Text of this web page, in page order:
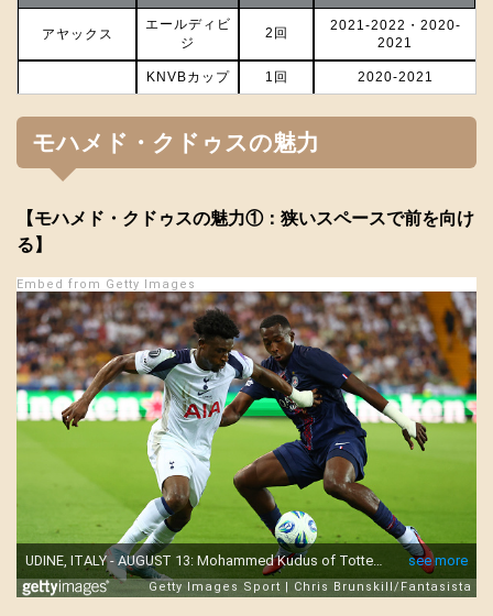
アヤックス
エールディビ
ジ
2回
2021-2022・2020-
2021
KNVBカップ 1回 2020-2021
モハメド・クドゥスの魅力
【モハメド・クドゥスの魅力①：狭いスペースで前を向け
る】
Embed from Getty Images